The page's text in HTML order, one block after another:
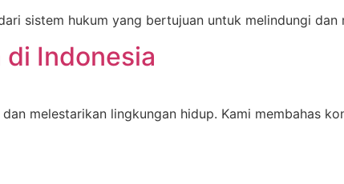
sistem hukum yang bertujuan untuk melindungi dan
Indonesia
melestarikan lingkungan hidup. Kami membahas